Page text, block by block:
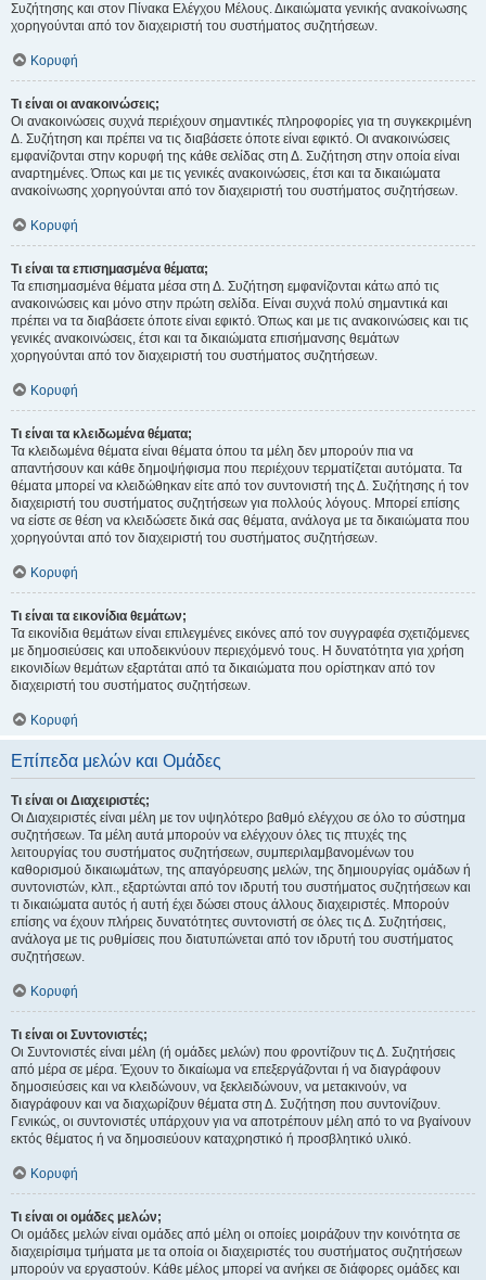
Συζήτησης και στον Πίνακα Ελέγχου Μέλους. Δικαιώματα γενικής ανακοίνωσης
χορηγούνται από τον διαχειριστή του συστήματος συζητήσεων.
Κορυφή
Τι είναι οι ανακοινώσεις;
Οι ανακοινώσεις συχνά περιέχουν σημαντικές πληροφορίες για τη συγκεκριμένη
Δ. Συζήτηση και πρέπει να τις διαβάσετε όποτε είναι εφικτό. Οι ανακοινώσεις
εμφανίζονται στην κορυφή της κάθε σελίδας στη Δ. Συζήτηση στην οποία είναι
αναρτημένες. Όπως και με τις γενικές ανακοινώσεις, έτσι και τα δικαιώματα
ανακοίνωσης χορηγούνται από τον διαχειριστή του συστήματος συζητήσεων.
Κορυφή
Τι είναι τα επισημασμένα θέματα;
Τα επισημασμένα θέματα μέσα στη Δ. Συζήτηση εμφανίζονται κάτω από τις
ανακοινώσεις και μόνο στην πρώτη σελίδα. Είναι συχνά πολύ σημαντικά και
πρέπει να τα διαβάσετε όποτε είναι εφικτό. Όπως και με τις ανακοινώσεις και τις
γενικές ανακοινώσεις, έτσι και τα δικαιώματα επισήμανσης θεμάτων
χορηγούνται από τον διαχειριστή του συστήματος συζητήσεων.
Κορυφή
Τι είναι τα κλειδωμένα θέματα;
Τα κλειδωμένα θέματα είναι θέματα όπου τα μέλη δεν μπορούν πια να
απαντήσουν και κάθε δημοψήφισμα που περιέχουν τερματίζεται αυτόματα. Τα
θέματα μπορεί να κλειδώθηκαν είτε από τον συντονιστή της Δ. Συζήτησης ή τον
διαχειριστή του συστήματος συζητήσεων για πολλούς λόγους. Μπορεί επίσης
να είστε σε θέση να κλειδώσετε δικά σας θέματα, ανάλογα με τα δικαιώματα που
χορηγούνται από τον διαχειριστή του συστήματος συζητήσεων.
Κορυφή
Τι είναι τα εικονίδια θεμάτων;
Τα εικονίδια θεμάτων είναι επιλεγμένες εικόνες από τον συγγραφέα σχετιζόμενες
με δημοσιεύσεις και υποδεικνύουν περιεχόμενό τους. Η δυνατότητα για χρήση
εικονιδίων θεμάτων εξαρτάται από τα δικαιώματα που ορίστηκαν από τον
διαχειριστή του συστήματος συζητήσεων.
Κορυφή
Επίπεδα μελών και Ομάδες
Τι είναι οι Διαχειριστές;
Οι Διαχειριστές είναι μέλη με τον υψηλότερο βαθμό ελέγχου σε όλο το σύστημα
συζητήσεων. Τα μέλη αυτά μπορούν να ελέγχουν όλες τις πτυχές της
λειτουργίας του συστήματος συζητήσεων, συμπεριλαμβανομένων του
καθορισμού δικαιωμάτων, της απαγόρευσης μελών, της δημιουργίας ομάδων ή
συντονιστών, κλπ., εξαρτώνται από τον ιδρυτή του συστήματος συζητήσεων και
τι δικαιώματα αυτός ή αυτή έχει δώσει στους άλλους διαχειριστές. Μπορούν
επίσης να έχουν πλήρεις δυνατότητες συντονιστή σε όλες τις Δ. Συζητήσεις,
ανάλογα με τις ρυθμίσεις που διατυπώνεται από τον ιδρυτή του συστήματος
συζητήσεων.
Κορυφή
Τι είναι οι Συντονιστές;
Οι Συντονιστές είναι μέλη (ή ομάδες μελών) που φροντίζουν τις Δ. Συζητήσεις
από μέρα σε μέρα. Έχουν το δικαίωμα να επεξεργάζονται ή να διαγράφουν
δημοσιεύσεις και να κλειδώνουν, να ξεκλειδώνουν, να μετακινούν, να
διαγράφουν και να διαχωρίζουν θέματα στη Δ. Συζήτηση που συντονίζουν.
Γενικώς, οι συντονιστές υπάρχουν για να αποτρέπουν μέλη από το να βγαίνουν
εκτός θέματος ή να δημοσιεύουν καταχρηστικό ή προσβλητικό υλικό.
Κορυφή
Τι είναι οι ομάδες μελών;
Οι ομάδες μελών είναι ομάδες από μέλη οι οποίες μοιράζουν την κοινότητα σε
διαχειρίσιμα τμήματα με τα οποία οι διαχειριστές του συστήματος συζητήσεων
μπορούν να εργαστούν. Κάθε μέλος μπορεί να ανήκει σε διάφορες ομάδες και